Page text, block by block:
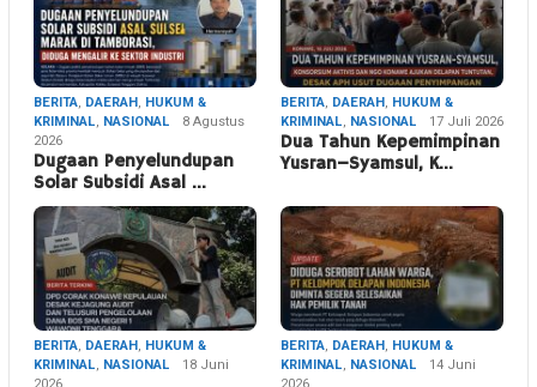
BERITA, DAERAH, HUKUM &
KRIMINAL, NASIONAL
8 Agustus
2026
Dugaan Penyelundupan
Solar Subsidi Asal …
BERITA, DAERAH, HUKUM &
KRIMINAL, NASIONAL 17 Juli 2026
Dua Tahun Kepemimpinan
Yusran–Syamsul, K…
BERITA, DAERAH, HUKUM &
KRIMINAL, NASIONAL
18 Juni
BERITA, DAERAH, HUKUM &
KRIMINAL, NASIONAL
14 Juni